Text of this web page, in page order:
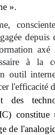
».
à la
outil
l'efficacité
des
de